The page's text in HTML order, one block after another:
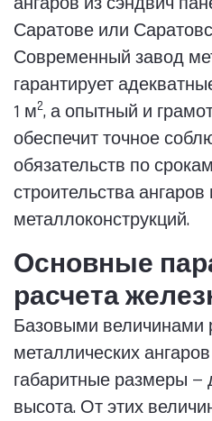
Саратове или
Современный завод
гарантирует
1 м2, а опытный и
обеспечит точное
обязательств по
строительства ангаров
металлоконструкций.
Основные
расчета
Базовыми величинами
металлических
габаритные размеры —
высота. От этих